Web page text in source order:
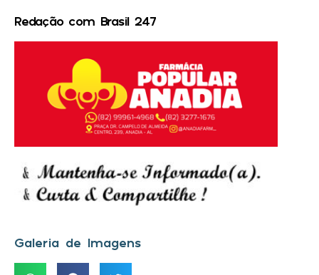
Redação com Brasil 247
Galeria de Imagens